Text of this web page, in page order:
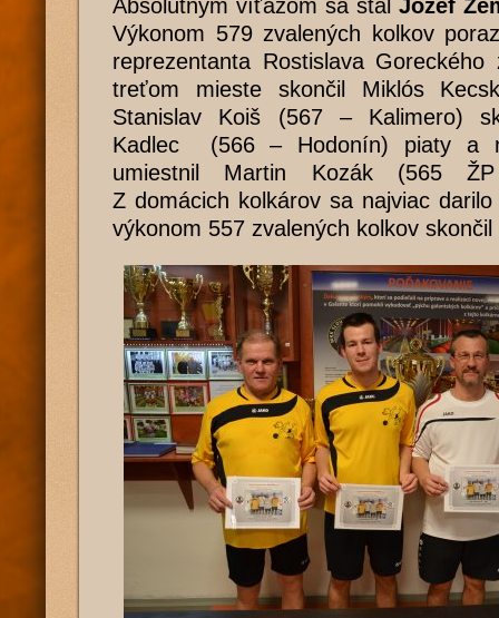
Absolútnym víťazom sa stal Jozef
Výkonom 579 zvalených kolkov
reprezentanta Rostislava
treťom mieste skončil Miklós
Stanislav Koiš (567 – Kalimero)
Kadlec (566 – Hodonín) piaty a
umiestnil Martin Kozák (565
Z domácich kolkárov sa najviac
výkonom 557 zvalených kolkov skončil